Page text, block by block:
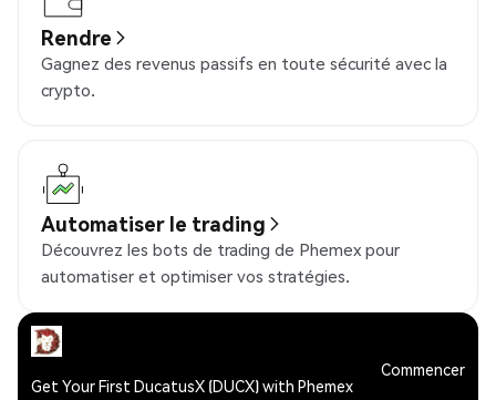
Rendre
Gagnez des revenus passifs en toute sécurité avec la
crypto.
Automatiser le trading
Découvrez les bots de trading de Phemex pour
automatiser et optimiser vos stratégies.
Get Your First DucatusX (DUCX) with Phemex
Commencer